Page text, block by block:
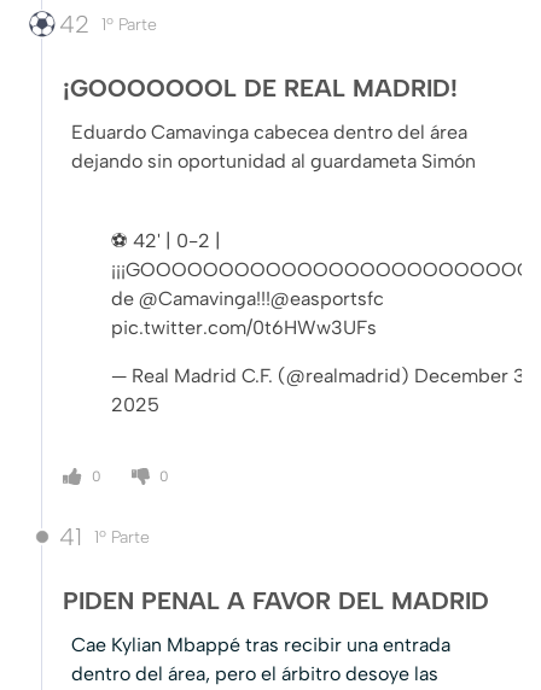
42 1º Parte
¡GOOOOOOOL DE REAL MADRID!
Eduardo Camavinga cabecea dentro del área
dejando sin oportunidad al guardameta Simón
⚽ 42' | 0-2 |
de @Camavinga!!!@easportsfc
pic.twitter.com/0t6HWw3UFs
— Real Madrid C.F. (@realmadrid) December 3,
2025
0 0
41 1º Parte
PIDEN PENAL A FAVOR DEL MADRID
Cae Kylian Mbappé tras recibir una entrada
dentro del área, pero el árbitro desoye las